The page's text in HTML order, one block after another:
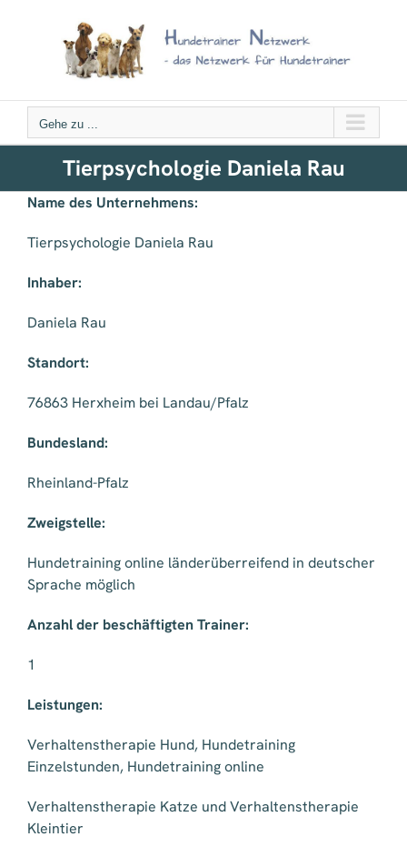
Gehe zu ...
Tierpsychologie Daniela Rau
Name des Unternehmens:
Tierpsychologie Daniela Rau
Inhaber:
Daniela Rau
Standort:
76863 Herxheim bei Landau/Pfalz
Bundesland:
Rheinland-Pfalz
Zweigstelle:
Hundetraining online länderüberreifend in deutscher
Sprache möglich
Anzahl der beschäftigten Trainer:
1
Leistungen:
Verhaltenstherapie Hund, Hundetraining
Einzelstunden, Hundetraining online
Verhaltenstherapie Katze und Verhaltenstherapie
Kleintier